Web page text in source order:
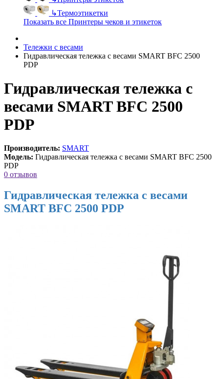
↳Термоэтикетки
Показать все Принтеры чеков и этикеток
Тележки с весами
Гидравлическая тележка с весами SMART BFC 2500
PDP
Гидравлическая тележка с
весами SMART BFC 2500
PDP
Производитель: SMART
Модель: Гидравлическая тележка с весами SMART BFC 2500
PDP
0 отзывов
Гидравлическая тележка с весами
SMART BFC 2500 PDP